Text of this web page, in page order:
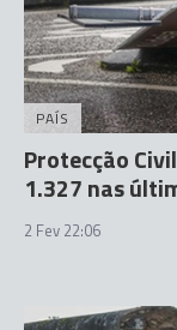
PAÍS
Protecção
1.327 nas
2 Fev 22:06